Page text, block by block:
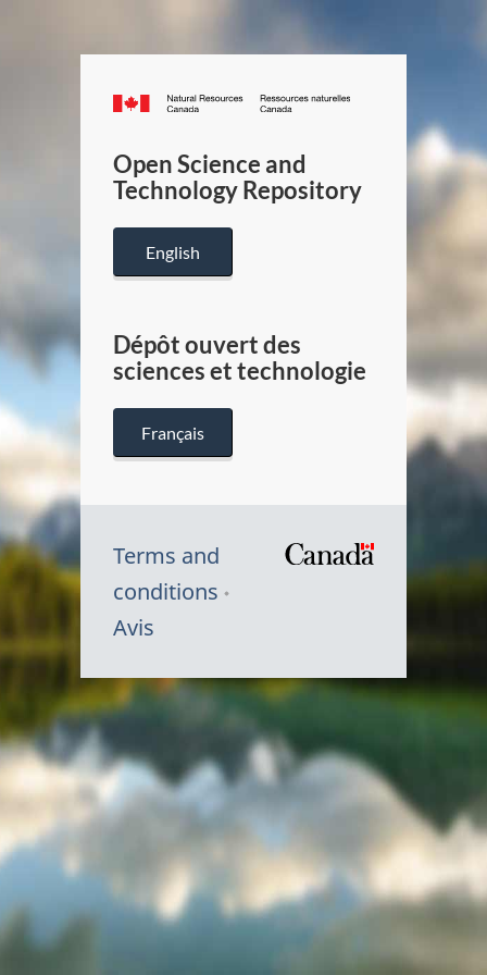
Canada.ca
/
Canada
Open Science and
Technology Repository
English
Dépôt ouvert des
sciences et technologie
Français
Terms and
conditions
Avis
Symbole
du